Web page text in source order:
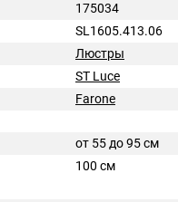
175034
SL1605.413.06
Люстры
ST Luce
Farone
от 55 до 95 см
100 см